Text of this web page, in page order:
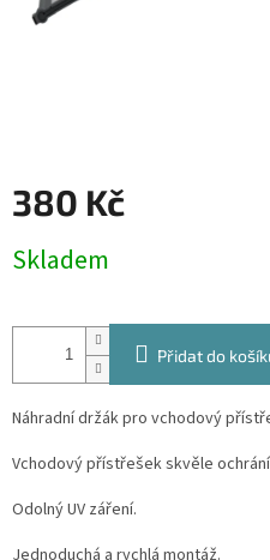
380 Kč
cena:
Skladem
Přidat do
Náhradní držák pro vchodový
Vchodový přístřešek skvěle
Odolný UV záření.